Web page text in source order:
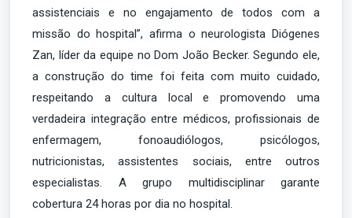
assistenciais e no engajamento de todos com a
missão do hospital”, afirma o neurologista Diógenes
Zan, líder da equipe no Dom João Becker. Segundo ele,
a construção do time foi feita com muito cuidado,
respeitando a cultura local e promovendo uma
verdadeira integração entre médicos, profissionais de
enfermagem, fonoaudiólogos, psicólogos,
nutricionistas, assistentes sociais, entre outros
especialistas. A grupo multidisciplinar garante
cobertura 24 horas por dia no hospital.